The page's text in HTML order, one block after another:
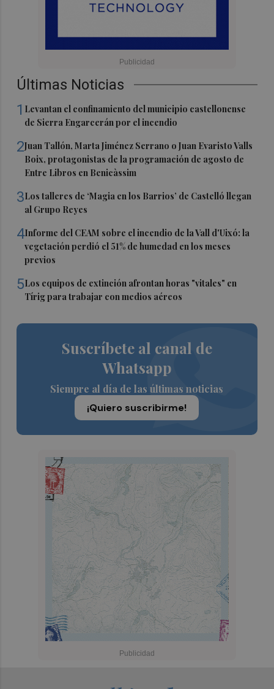
Últimas Noticias
1 Levantan el confinamiento del municipio castellonense
de Sierra Engarcerán por el incendio
2Juan Tallón, Marta Jiménez Serrano o Juan Evaristo Valls
Boix, protagonistas de la programación de agosto de
Entre Libros en Benicàssim
3Los talleres de ‘Magia en los Barrios’ de Castelló llegan
al Grupo Reyes
4Informe del CEAM sobre el incendio de la Vall d'Uixó: la
vegetación perdió el 51% de humedad en los meses
previos
5Los equipos de extinción afrontan horas "vitales" en
Tírig para trabajar con medios aéreos
Suscríbete al canal de
Whatsapp
Siempre al día de las últimas noticias
¡Quiero suscribirme!